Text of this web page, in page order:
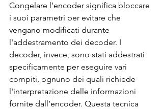
Congelare l’encoder significa bloccare
i suoi parametri per evitare che
vengano modificati durante
l'addestramento dei decoder. I
decoder, invece, sono stati addestrati
specificamente per eseguire vari
compiti, ognuno dei quali richiede
l'interpretazione delle informazioni
fornite dall’encoder. Questa tecnica